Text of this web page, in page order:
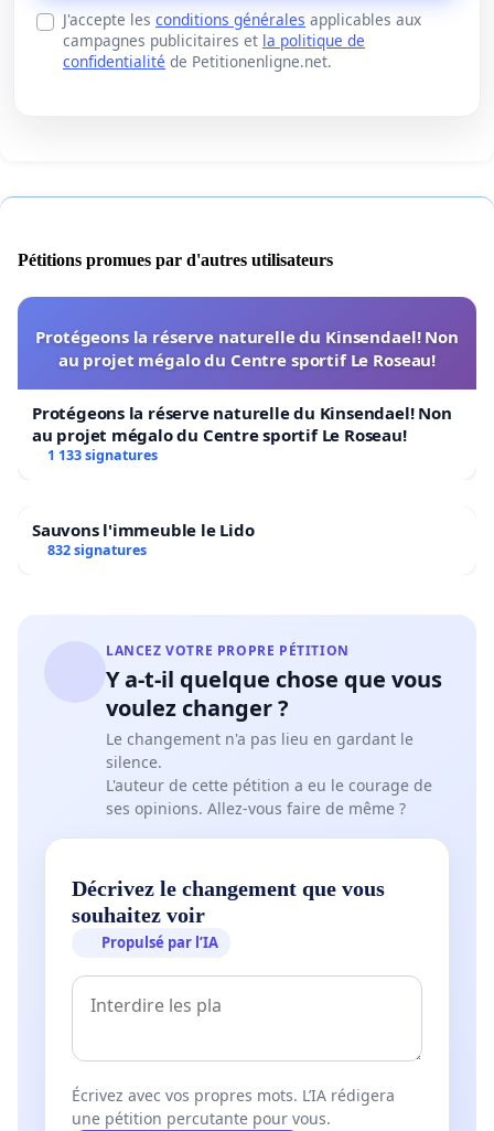
J'accepte les conditions générales applicables aux
campagnes publicitaires et la politique de
confidentialité de Petitionenligne.net.
Pétitions promues par d'autres utilisateurs
Protégeons la réserve naturelle du Kinsendael! Non
au projet mégalo du Centre sportif Le Roseau!
Protégeons la réserve naturelle du Kinsendael! Non
au projet mégalo du Centre sportif Le Roseau!
1 133 signatures
Sauvons l'immeuble le Lido
832 signatures
LANCEZ VOTRE PROPRE PÉTITION
Y a-t-il quelque chose que vous
voulez changer ?
Le changement n'a pas lieu en gardant le
silence.
L'auteur de cette pétition a eu le courage de
ses opinions. Allez-vous faire de même ?
Décrivez le changement que vous
souhaitez voir
Propulsé par l’IA
Écrivez avec vos propres mots. L’IA rédigera
une pétition percutante pour vous.